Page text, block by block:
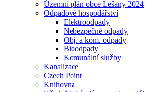
Územní plán obce Lešany 2024
Odpadové hospodářství
Elektroodpady
Nebezpečné odpady
Obj. a kom. odpady
Bioodpady
Komunální služby
Kanalizace
Czech Point
Knihovna